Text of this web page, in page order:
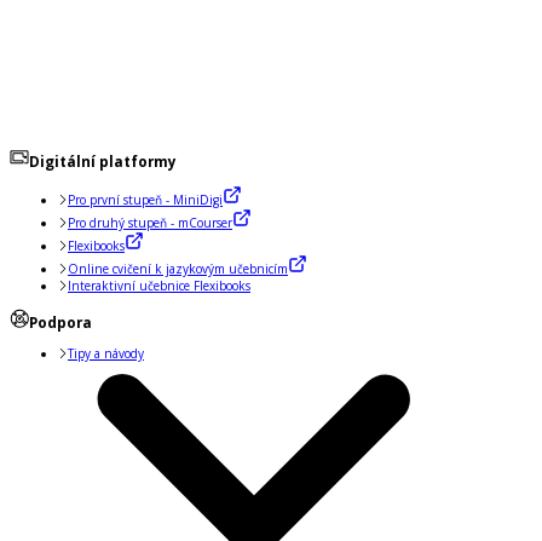
Digitální platformy
Pro první stupeň - MiniDigi
Pro druhý stupeň - mCourser
Flexibooks
Online cvičení k jazykovým učebnicím
Interaktivní učebnice Flexibooks
Podpora
Tipy a návody